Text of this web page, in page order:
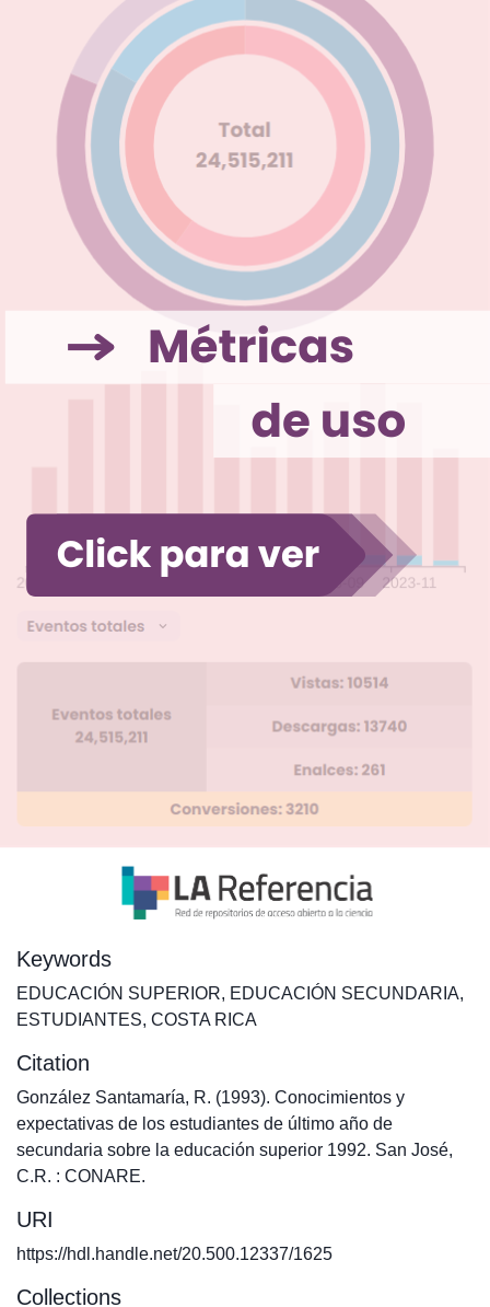
Keywords
EDUCACIÓN SUPERIOR, EDUCACIÓN SECUNDARIA,
ESTUDIANTES, COSTA RICA
Citation
González Santamaría, R. (1993). Conocimientos y
expectativas de los estudiantes de último año de
secundaria sobre la educación superior 1992. San José,
C.R. : CONARE.
URI
https://hdl.handle.net/20.500.12337/1625
Collections